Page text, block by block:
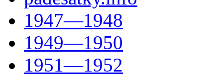
1947—1948
1949—1950
1951—1952